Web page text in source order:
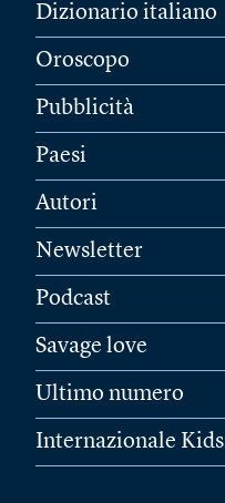
Dizionario italiano
Oroscopo
Pubblicità
Paesi
Autori
Newsletter
Podcast
Savage love
Ultimo numero
Internazionale Kids